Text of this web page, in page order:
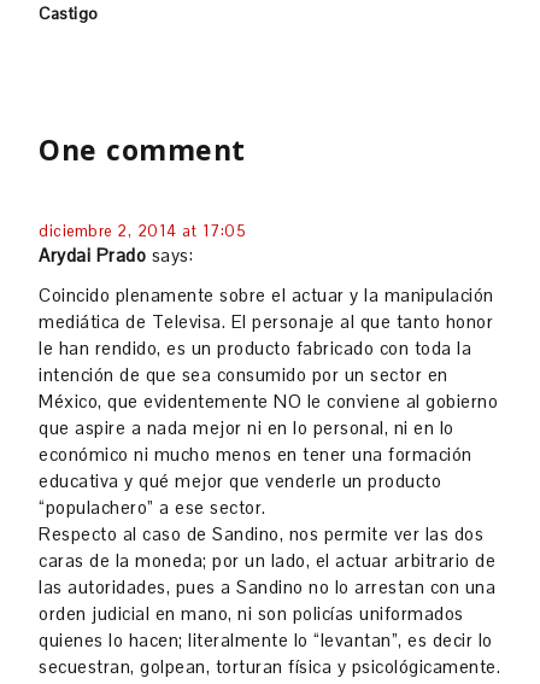
Castigo
One comment
diciembre 2, 2014 at 17:05
Arydai Prado says:
Coincido plenamente sobre el actuar y la manipulación
mediática de Televisa. El personaje al que tanto honor
le han rendido, es un producto fabricado con toda la
intención de que sea consumido por un sector en
México, que evidentemente NO le conviene al gobierno
que aspire a nada mejor ni en lo personal, ni en lo
económico ni mucho menos en tener una formación
educativa y qué mejor que venderle un producto
“populachero” a ese sector.
Respecto al caso de Sandino, nos permite ver las dos
caras de la moneda; por un lado, el actuar arbitrario de
las autoridades, pues a Sandino no lo arrestan con una
orden judicial en mano, ni son policías uniformados
quienes lo hacen; literalmente lo “levantan”, es decir lo
secuestran, golpean, torturan física y psicológicamente.